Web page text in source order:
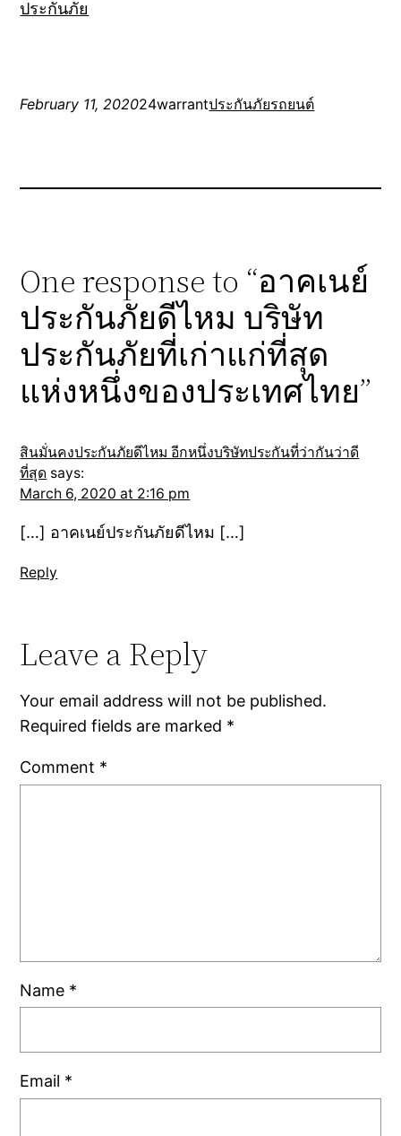
ประกันภัย
February 11, 202024warrantประกันภัยรถยนต์
One response to “อาคเนย์
ประกันภัยดีไหม บริษัท
ประกันภัยที่เก่าแก่ที่สุด
แห่งหนึ่งของประเทศไทย”
สินมั่นคงประกันภัยดีไหม อีกหนึ่งบริษัทประกันที่ว่ากันว่าดี
ที่สุด says:
March 6, 2020 at 2:16 pm
[…] อาคเนย์ประกันภัยดีไหม […]
Reply
Leave a Reply
Your email address will not be published.
Required fields are marked *
Comment *
Name *
Email *